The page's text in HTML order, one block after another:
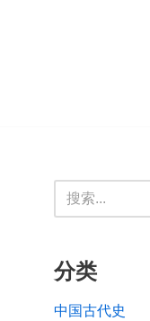
分类
中国古代史